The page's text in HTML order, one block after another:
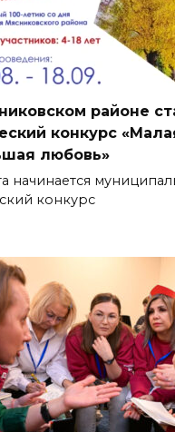
районе
конкурс
любовь»
начинается
конкурс